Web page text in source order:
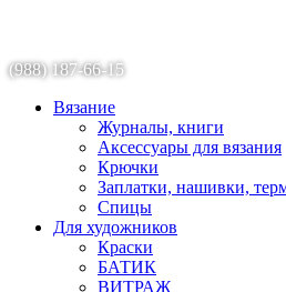
(988) 187-66-15
Вязание
Журналы, книги
Аксессуары для вязания
Крючки
Заплатки, нашивки,
Спицы
Для художников
Краски
БАТИК
ВИТРАЖ